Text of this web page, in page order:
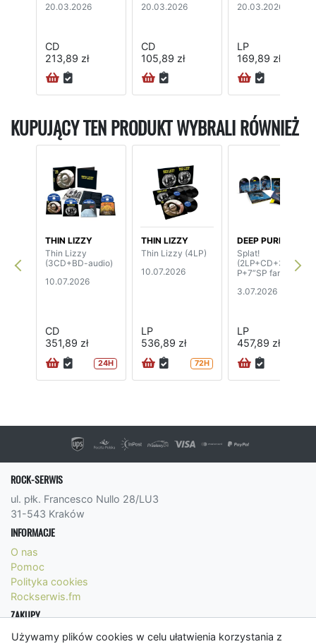
Używamy plików cookies w celu ułatwienia korzystania z
20.03.2026
CD
213,89 zł
20.03.2026
CD
105,89 zł
20.03.2026
LP
169,89 zł
KUPUJĄCY TEN PRODUKT WYBRALI RÓWNIEŻ
THIN LIZZY
Thin Lizzy
(3CD+BD-audio)
10.07.2026
CD
351,89 zł
24H
THIN LIZZY
Thin Lizzy (4LP)
10.07.2026
LP
536,89 zł
72H
DEEP PURPLE
Splat!
(2LP+CD+3x10”E
P+7”SP fanbox)
3.07.2026
LP
457,89 zł
ROCK-SERWIS
ul. płk. Francesco Nullo 28/LU3
31-543 Kraków
INFORMACJE
O nas
Pomoc
Polityka cookies
Rockserwis.fm
ZAKUPY
Formy płatności